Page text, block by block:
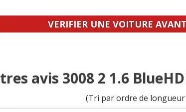
VERIFIER UNE VOITURE
avis 3008 2 1.6
(Tri par ordre de longueur